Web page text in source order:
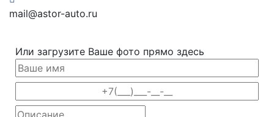
mail@astor-auto.ru
Или загрузите Ваше фото прямо здесь